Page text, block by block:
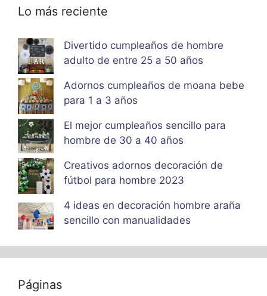
Lo más reciente
Divertido cumpleaños de hombre
adulto de entre 25 a 50 años
Adornos cumpleaños de moana bebe
para 1 a 3 años
El mejor cumpleaños sencillo para
hombre de 30 a 40 años
Creativos adornos decoración de
fútbol para hombre 2023
4 ideas en decoración hombre araña
sencillo con manualidades
Páginas